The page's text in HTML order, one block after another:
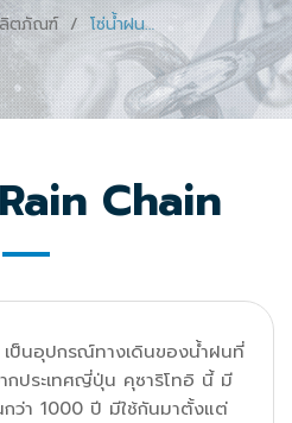
ตภัณฑ์ โซ่น้ำฝน-Rain Chain
Chain
เป็นอุปกรณ์ทางเดินของน้ำฝนที่
กประเทศญี่ปุ่น คุซาริโทอิ นี้ มี
กว่า 1000 ปี มีใช้กันมาตั้งแต่